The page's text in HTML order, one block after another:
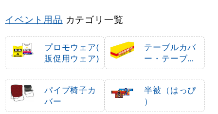
イベント用品 カテゴリ一覧
プロモウェア(
販促用ウェア)
テーブルカバ
ー・テーブル
クロス
パイプ椅子カ
バー
半被（はっぴ
）